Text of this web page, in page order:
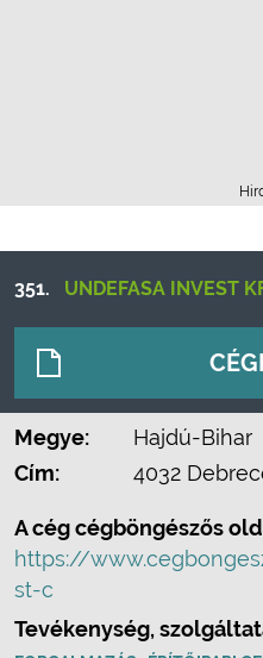
351. UNDEFASA INVEST
Megye:
Hajdú-Bihar
Cím:
4032
A cég cégböngészős
https://
st-c
Tevékenység,